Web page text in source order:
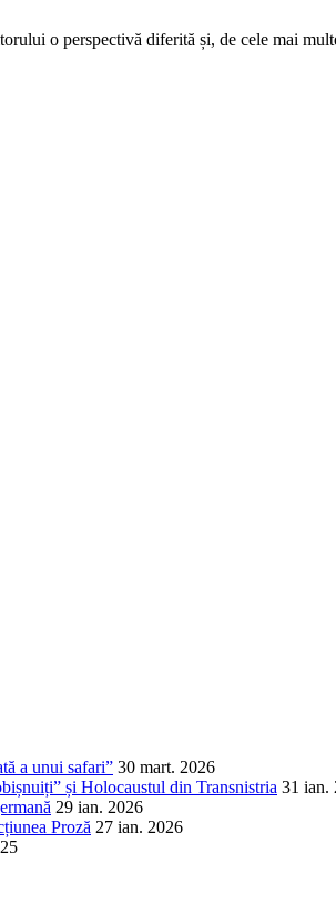
o perspectivă diferită și, de cele mai
a unui safari” 30 mart. 2026
și Holocaustul din Transnistria 31 ian.
29 ian. 2026
Proză 27 ian. 2026